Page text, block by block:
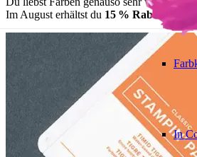
In
Im August erhältst du 15 % Rabatt auf